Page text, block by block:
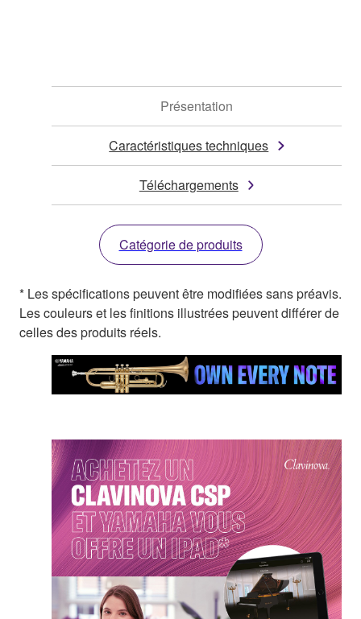
Présentation
Caractéristiques techniques
Téléchargements
Catégorie de produits
* Les spécifications peuvent être modifiées sans préavis.
Les couleurs et les finitions illustrées peuvent différer de
celles des produits réels.